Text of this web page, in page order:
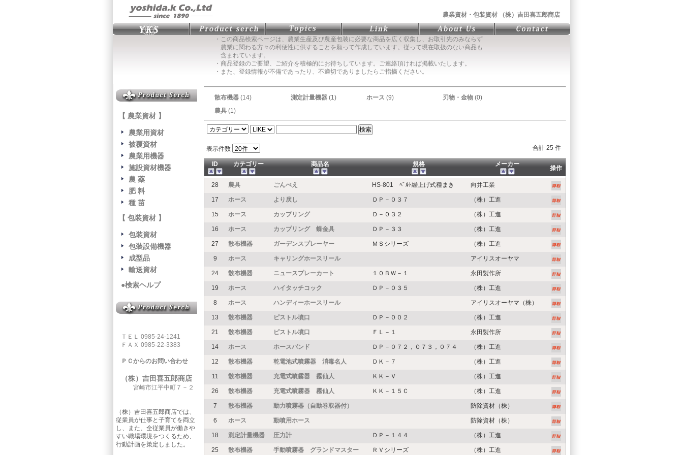
農業資材・包装資材 （株）吉田喜五郎商店
・この商品検索ページは、農業生産及び農産包装に必要な商品を広く収集し、お取引先のみならず
農業に関わる方々の利便性に供することを願って作成しています。従って現在取扱のない商品も
含まれています。
・商品登録のご要望、ご紹介を積極的にお待ちしています。ご連絡頂ければ掲載いたします。
・また、登録情報が不備であったり、不適切でありましたらご指摘ください。
【 農業資材 】
農業用資材
被覆資材
農業用機器
施設資材機器
農 薬
肥 料
種 苗
【 包装資材 】
包装資材
包装設備機器
成型品
輸送資材
●検索ヘルプ
ＴＥＬ 0985-24-1241
ＦＡＸ 0985-22-3383
ＰＣからのお問い合わせ
（株）吉田喜五郎商店
宮崎市江平中町７－２
（株）吉田喜五郎商店では、
従業員が仕事と子育てを両立
し、また、全従業員が働きや
すい職場環境をつくるため、
行動計画を策定しました。
散布機器 (14) 測定計量機器(1) ホース (9) 刃物・金物(0)
農具 (1)
表示件数 合計 25 件
ID カテゴリー 商品名 規格 メーカー
操作
28 農具 ごんべえ HS-801 ﾍﾞﾙﾄ繰上げ式種まき 向井工業
17 ホース より戻し ＤＰ－０３７ （株）工進
15 ホース カップリング Ｄ－０３２ （株）工進
16 ホース カップリング 蝶金具 ＤＰ－３３ （株）工進
27 散布機器 ガーデンスプレーヤー ＭＳシリーズ （株）工進
9 ホース キャリングホースリール アイリスオーヤマ
24 散布機器 ニュースプレーカート １０ＢＷ－１ 永田製作所
19 ホース ハイタッチコック ＤＰ－０３５ （株）工進
8 ホース ハンディーホースリール アイリスオーヤマ（株）
13 散布機器 ピストル墳口 ＤＰ－００２ （株）工進
21 散布機器 ピストル墳口 ＦＬ－１ 永田製作所
14 ホース ホースバンド ＤＰ－０７２，０７３，０７４ （株）工進
12 散布機器 乾電池式噴霧器 消毒名人 ＤＫ－７ （株）工進
11 散布機器 充電式噴霧器 霧仙人 ＫＫ－Ｖ （株）工進
26 散布機器 充電式噴霧器 霧仙人 ＫＫ－１５Ｃ （株）工進
7 散布機器 動力噴霧器（自動巻取器付） 防除資材（株）
6 ホース 動噴用ホース 防除資材（株）
18 測定計量機器 圧力計 ＤＰ－１４４ （株）工進
25 散布機器 手動噴霧器 グランドマスター ＲＶシリーズ （株）工進